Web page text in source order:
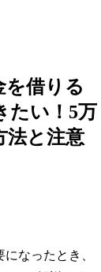
を借りる
たい！5万
法と注意
なったとき、